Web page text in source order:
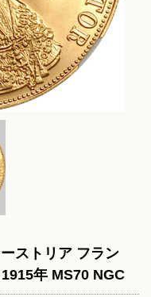
ストリア フラン
年 MS70 NGC